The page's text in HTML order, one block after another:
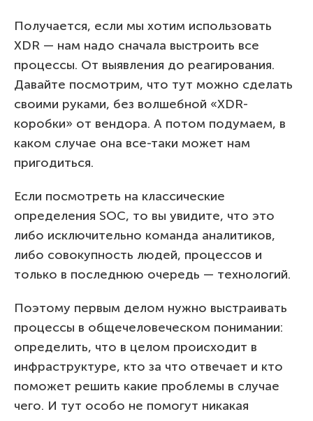
Получается, если мы хотим использовать
XDR — нам надо сначала выстроить все
процессы. От выявления до реагирования.
Давайте посмотрим, что тут можно сделать
своими руками, без волшебной «XDR-
коробки» от вендора. А потом подумаем, в
каком случае она все-таки может нам
пригодиться.
Если посмотреть на классические
определения SOC, то вы увидите, что это
либо исключительно команда аналитиков,
либо совокупность людей, процессов и
только в последнюю очередь — технологий.
Поэтому первым делом нужно выстраивать
процессы в общечеловеческом понимании:
определить, что в целом происходит в
инфраструктуре, кто за что отвечает и кто
поможет решить какие проблемы в случае
чего. И тут особо не помогут никакая